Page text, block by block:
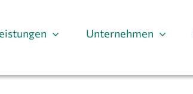
Unternehmen